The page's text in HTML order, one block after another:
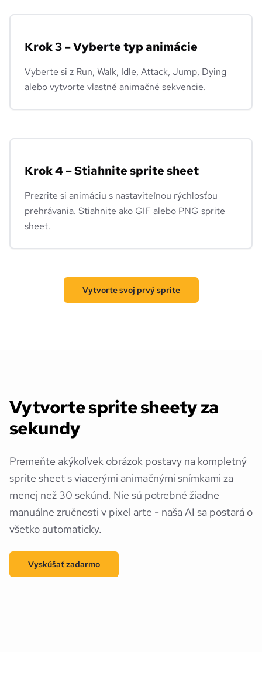
Krok 3 – Vyberte typ animácie
Vyberte si z Run, Walk, Idle, Attack, Jump, Dying
alebo vytvorte vlastné animačné sekvencie.
Krok 4 – Stiahnite sprite sheet
Prezrite si animáciu s nastaviteľnou rýchlosťou
prehrávania. Stiahnite ako GIF alebo PNG sprite
sheet.
Vytvorte svoj prvý sprite
Vytvorte sprite sheety za
sekundy
Premeňte akýkoľvek obrázok postavy na kompletný
sprite sheet s viacerými animačnými snímkami za
menej než 30 sekúnd. Nie sú potrebné žiadne
manuálne zručnosti v pixel arte - naša AI sa postará o
všetko automaticky.
Vyskúšať zadarmo